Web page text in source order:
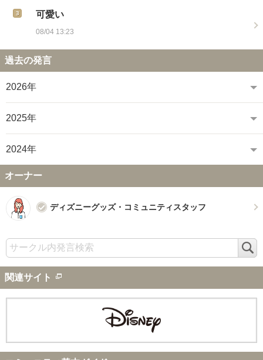
可愛い
08/04 13:23
過去の発言
2026年
2025年
2024年
オーナー
ディズニーグッズ・コミュニティスタッフ
索
関連サイト